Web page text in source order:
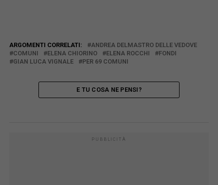
ARGOMENTI CORRELATI:
ANDREA DELMASTRO DELLE VEDOVE
COMUNI
ELENA CHIORINO ELENA ROCCHI
FONDI
GIAN LUCA VIGNALE
PER 69 COMUNI
E TU COSA NE PENSI?
PUBBLICITÀ